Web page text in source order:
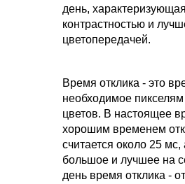
день,
контрастностью и
цветопередачей.
Время отклика - это
необходимое
цветов. В настоящее
хорошим временем
считается около 25
большое и лучшее на
день время отклика -